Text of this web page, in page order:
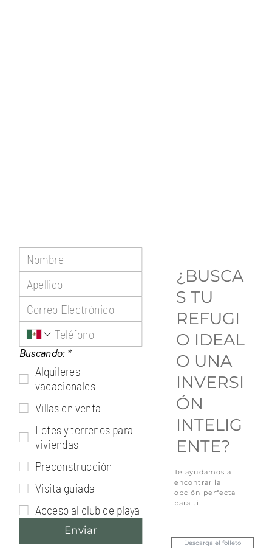
Buscando: *
Alquileres
vacacionales
Villas en venta
Lotes y terrenos para
viviendas
Preconstrucción
Visita guiada
Acceso al club de playa
Enviar
¿BUSCA
S TU
REFUGI
O IDEAL
O UNA
INVERSI
ÓN
INTELIG
ENTE?
Te ayudamos a
encontrar la
opción perfecta
para ti.
Descarga el folleto